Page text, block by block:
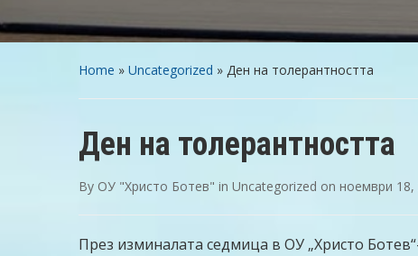
Home » Uncategorized » Ден на толерантността
Ден на толерантността
By OУ "Христо Ботев" in Uncategorized on ноември 18,
През изминалата седмица в ОУ „Христо